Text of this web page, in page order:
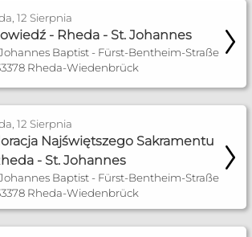
10 18
10 19
bielefeld.de
Bochum
12 Sierpnia
- Rheda - St. Johannes
Baptist - Fürst-Bentheim-Straße
Rheda-Wiedenbrück
12 Sierpnia
Najświętszego Sakramentu
- St. Johannes
Baptist - Fürst-Bentheim-Straße
Rheda-Wiedenbrück